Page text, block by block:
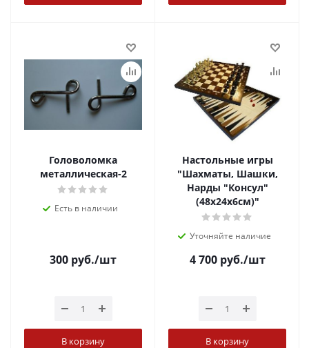
Головоломка
металлическая-2
Есть в наличии
300 руб./шт
В корзину
Настольные игры
"Шахматы, Шашки,
Нарды "Консул"
(48х24х6см)"
Уточняйте наличие
4 700руб./шт
В корзину